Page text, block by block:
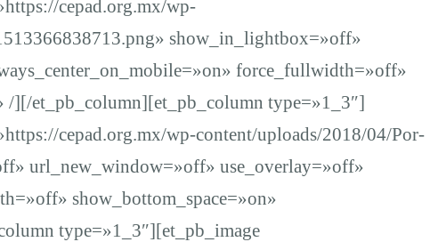
cepad.org.mx/wp-
show_in_lightbox=»off»
force_fullwidth=»off»
/][/et_pb_column][et_pb_column type=»1_3″]
cepad.org.mx/wp-content/uploads/2018/04/Por-
url_new_window=»off» use_overlay=»off»
show_bottom_space=»on»
type=»1_3″][et_pb_image